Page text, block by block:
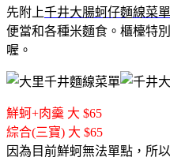
先附上千井大腸蚵仔麵線菜單
便當和各種米麵食。櫃檯特
喔。
鮮蚵+肉羹 大 $65
綜合(三寶) 大 $65
因為目前鮮蚵無法單點，所